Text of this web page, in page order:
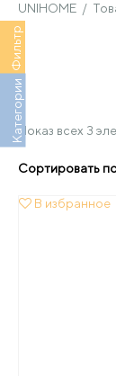
UNIHOME /
Фильтр
КатегорииПоказ всех 3
В избранное